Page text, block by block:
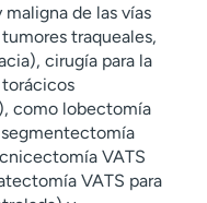
de las vías
traqueales,
cirugía para la
como lobectomía
segmentectomía
VATS
VATS para